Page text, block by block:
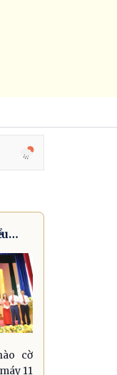
cờ
11